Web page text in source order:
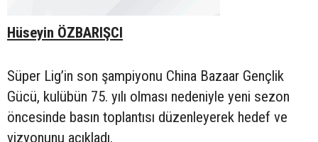
Hüseyin ÖZBARIŞCI
Süper Lig’in son şampiyonu China Bazaar Gençlik
Gücü, kulübün 75. yılı olması nedeniyle yeni sezon
öncesinde basın toplantısı düzenleyerek hedef ve
vizyonunu açıkladı.